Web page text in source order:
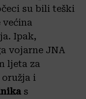
su bili teški
Ipak,
vojarne JNA
ljeta za
oružja i
s